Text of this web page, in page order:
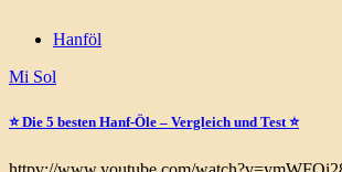
Hanföl
Mi Sol
⭐️ Die 5 besten Hanf-Öle – Vergleich und Test ⭐️